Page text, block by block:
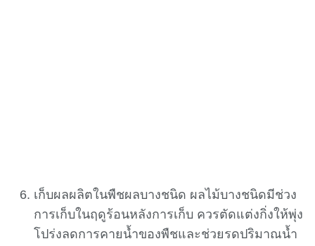
เก็บผลผลิตในพืชผลบางชนิด ผลไม้บางชนิดมีช่วง
การเก็บในฤดูร้อนหลังการเก็บ ควรตัดแต่งกิ่งให้พุ่ง
โปร่งลดการคายน้ำของพืชและช่วยรดปริมาณน้ำ